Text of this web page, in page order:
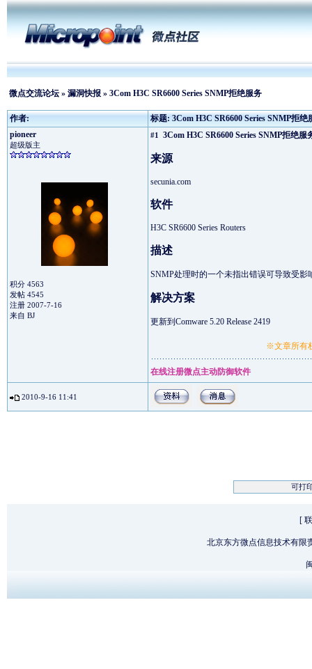
微点交流论坛 » 漏洞快报 » 3Com H3C SR6600 Series SNMP拒绝服务
作者:
标题: 3Com H3C SR6600 Series SNMP拒绝
pioneer
超级版主
积分 4563
发帖 4545
注册 2007-7-16
来自 BJ
#1 3Com H3C SR6600 Series SNMP拒绝服
来源
secunia.com
软件
H3C SR6600 Series Routers
描述
SNMP处理时的一个未指出错误可导致受影
解决方案
更新到Comware 5.20 Release 2419
※文章所有
在线注册微点主动防御软件
2010-9-16 11:41
可打
[
北京东方微点信息技术有限